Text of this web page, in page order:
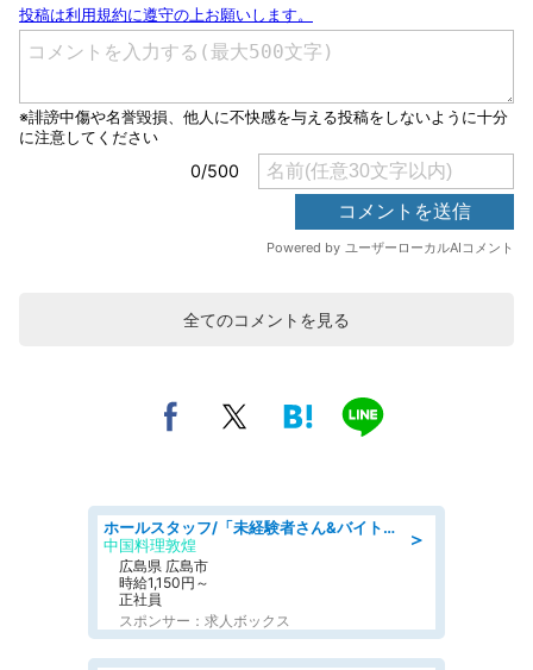
全てのコメントを見る
＞
ホールスタッフ/「未経験者さん&バイトデビューも大歓迎」残業ほぼなし×1日3時間〜勤務OK!フォロー体制も充実/広島県/広島市南区
中国料理敦煌
広島県 広島市
時給1,150円～
正社員
スポンサー：求人ボックス